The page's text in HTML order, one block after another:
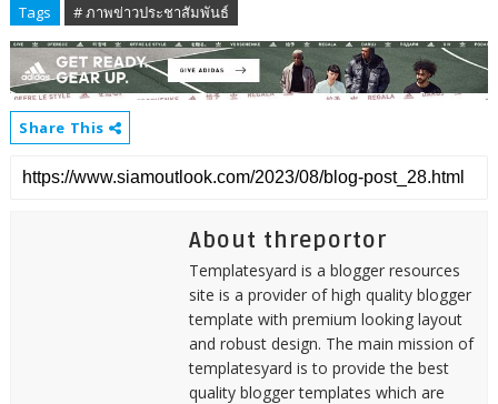
Tags # ภาพข่าวประชาสัมพันธ์
Share This
About threportor
Templatesyard is a blogger resources
site is a provider of high quality blogger
template with premium looking layout
and robust design. The main mission of
templatesyard is to provide the best
quality blogger templates which are